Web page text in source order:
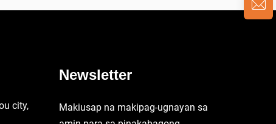
city,
Newsletter
Makiusap na makipag-ugnayan sa